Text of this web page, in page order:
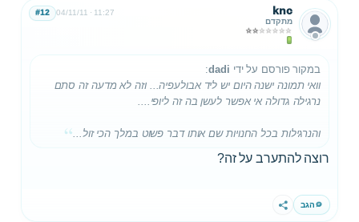
knc
מתקדם
04/11/11 11:27
#12
במקור פורסם על ידי dadi
:
וואי תמונה ישנה היום יש ליד אבולעפיה... וזה לא מדעה זה סתם
נרגילה גדולה אי אפשר לעשן בה זה ליופי....
והנרגילות בכל החנויות שם אותו דבר פשוט במלך הכי זול...
רוצה להתערב על זה?
הגב שתף